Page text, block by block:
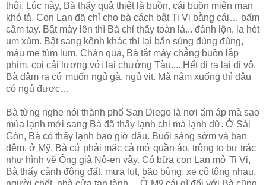
thôi. Lúc này, Bà thấy quả thiệt là buồn, cái buồn miên man
khó tả. Con Lan đã chỉ cho bà cách bật Ti Vi bằng cái… bấm
cầm tay. Bật máy lên thì Bà chỉ thấy toàn là... đánh lộn, la hét
um xùm. Bật sang kênh khác thì lại bắn súng đùng đùng,
máu me tùm lum. Chán quá, Bà tắt máy chẳng buồn lắp
phim, coi cải lương với lại chưởng Tàu.... Hết đi ra lại đi vô,
Bà đâm ra cứ muốn ngủ gà, ngủ vịt. Mà nằm xuống thì đâu
có ngủ được…
Bà từng nghe nói thành phố San Diego là nơi ấm áp mà sao
mùa lạnh mới sang Bà đã thấy lạnh chi mà lạnh dữ. Ở Sài
Gòn, Bà có thấy lạnh bao giờ đâu. Buổi sáng sớm và ban
đêm, ở Mỹ, Bà cứ phải mặc cả mớ quần áo, trông to bự trác
như hình vẽ Ông già Nô-en vậy. Có bữa con Lan mở Ti Vi,
Bà thấy cảnh động đất, mưa lụt, bão bùng, xe cộ tông nhau,